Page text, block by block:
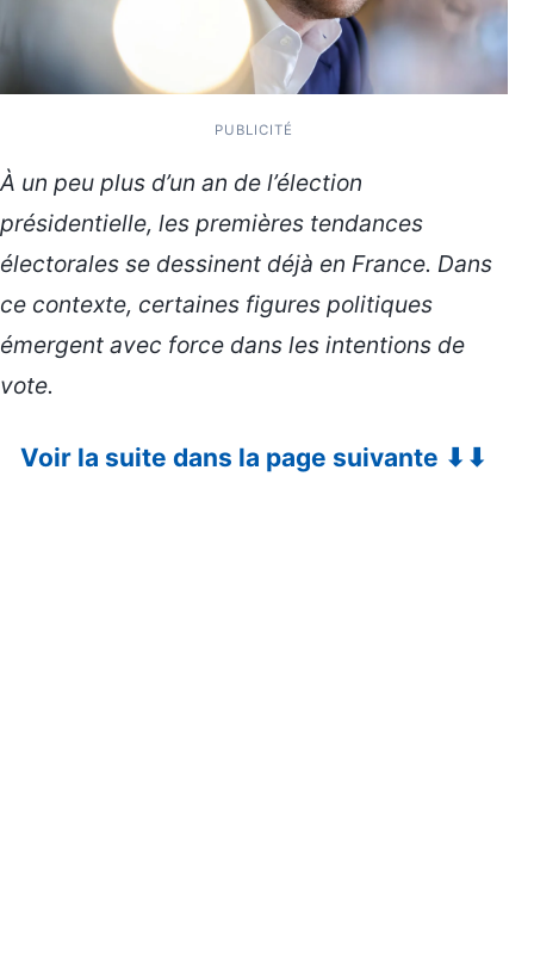
PUBLICITÉ
À un peu plus d’un an de l’élection
présidentielle, les premières tendances
électorales se dessinent déjà en France. Dans
ce contexte, certaines figures politiques
émergent avec force dans les intentions de
vote.
Voir la suite dans la page suivante ⬇⬇